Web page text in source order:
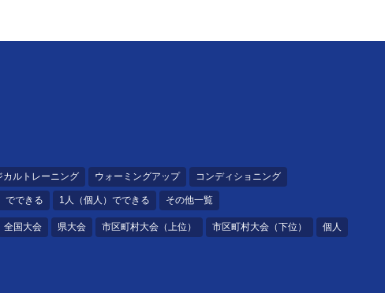
カルトレーニング ウォーミングアップ コンディショニング
でできる 1人（個人）でできる その他一覧
全国大会 県大会 市区町村大会（上位） 市区町村大会（下位） 個人